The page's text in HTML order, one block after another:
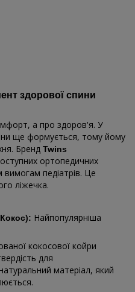
здорової спини
а про здоров'я. У
ще формується, тому йому
Бренд Twins
ортопедичних
вимогам педіатрів. Це
ліжечка.
Найпопулярніша
кокосової койри
для
матеріал, який